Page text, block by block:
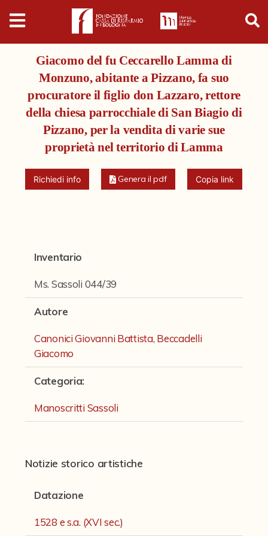
Digital
Humanities
Donazioni
Pubblicazioni
Collezioni
Arti Applicate
Fondi Fotografici
Manoscritti
Manoscritti Ambrosini
Manoscritti Sassoli
Manoscritti Silvani
Sculture
Testi a Stampa
Giacomo del fu Ceccarello Lamma di
Monzuno, abitante a Pizzano, fa suo
procuratore il figlio don Lazzaro, rettore
della chiesa parrocchiale di San Biagio di
Pizzano, per la vendita di varie sue
proprietà nel territorio di Lamma
Richiedi info Genera il pdf Copia link
Inventario
Ms. Sassoli 044/39
Autore
Canonici Giovanni Battista, Beccadelli
Giacomo
Categoria:
Manoscritti Sassoli
Notizie storico artistiche
Datazione
1528 e s.a. (XVI sec.)